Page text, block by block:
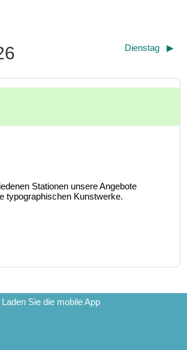
Dienstag ▶︎
Stationen unsere Angebote
typographischen Kunstwerke.
Laden Sie die mobile App